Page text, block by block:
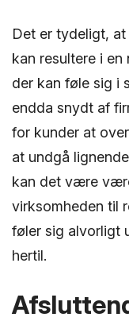
Det er tydeligt,
kan resultere i
der kan føle sig i
endda snydt af
for kunder at
at undgå
kan det være
virksomheden til
føler sig alvorligt
hertil.